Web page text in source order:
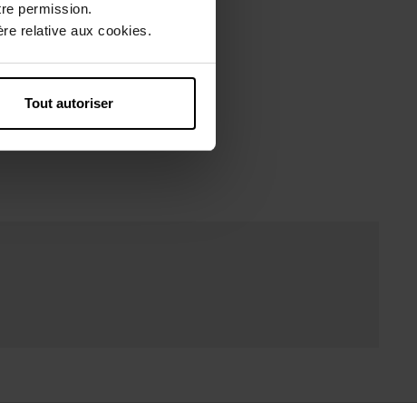
permission.
relative aux cookies.
Tout autoriser